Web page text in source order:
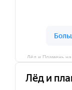
Лёд и Пламень на